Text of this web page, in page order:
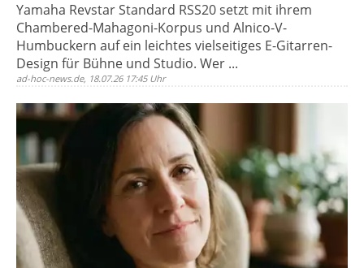
Yamaha Revstar Standard RSS20 setzt mit ihrem
Chambered-Mahagoni-Korpus und Alnico-V-
Humbuckern auf ein leichtes vielseitiges E-Gitarren-
Design für Bühne und Studio. Wer ...
ad-hoc-news.de, 18.07.26 17:45 Uhr